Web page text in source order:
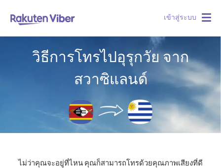
เข้าสู่ระบบ
วิธีการโทรไปอุรุกวัย จาก
สวาซิแลนด์
ไม่ว่าคุณจะอยู่ที่ไหน คุณก็สามารถโทรด้วยคุณภาพเสียงที่ดี